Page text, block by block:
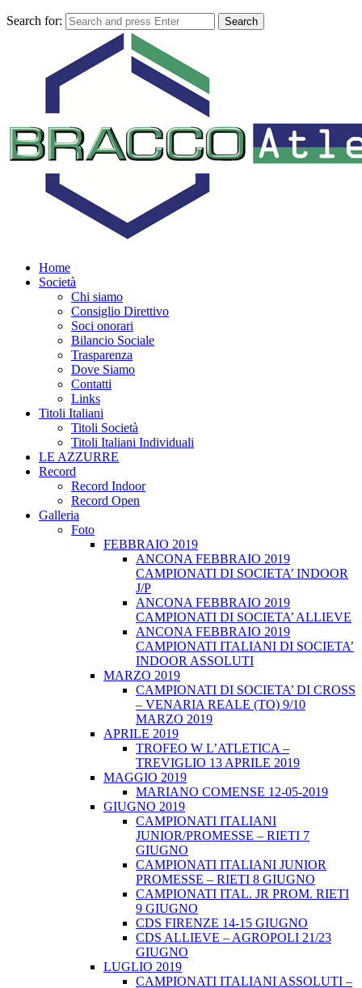
Search for: Search
Home
Società
Chi siamo
Consiglio Direttivo
Soci onorari
Bilancio Sociale
Trasparenza
Dove Siamo
Contatti
Links
Titoli Italiani
Titoli Società
Titoli Italiani Individuali
LE AZZURRE
Record
Record Indoor
Record Open
Galleria
Foto
FEBBRAIO 2019
ANCONA FEBBRAIO 2019
CAMPIONATI DI SOCIETA’ INDOOR
J/P
ANCONA FEBBRAIO 2019
CAMPIONATI DI SOCIETA’ ALLIEVE
ANCONA FEBBRAIO 2019
CAMPIONATI ITALIANI DI SOCIETA’
INDOOR ASSOLUTI
MARZO 2019
CAMPIONATI DI SOCIETA’ DI CROSS
– VENARIA REALE (TO) 9/10
MARZO 2019
APRILE 2019
TROFEO W L’ATLETICA –
TREVIGLIO 13 APRILE 2019
MAGGIO 2019
MARIANO COMENSE 12-05-2019
GIUGNO 2019
CAMPIONATI ITALIANI
JUNIOR/PROMESSE – RIETI 7
GIUGNO
CAMPIONATI ITALIANI JUNIOR
PROMESSE – RIETI 8 GIUGNO
CAMPIONATI ITAL. JR PROM. RIETI
9 GIUGNO
CDS FIRENZE 14-15 GIUGNO
CDS ALLIEVE – AGROPOLI 21/23
GIUGNO
LUGLIO 2019
CAMPIONATI ITALIANI ASSOLUTI –